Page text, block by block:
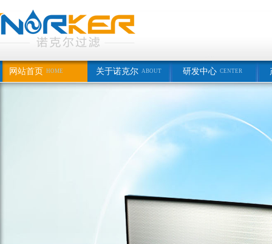
网站首页 HOME 关于诺克尔 ABOUT 研发中心 CENTER